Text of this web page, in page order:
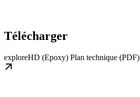
Télécharger
exploreHD (Epoxy) Plan technique (PDF)